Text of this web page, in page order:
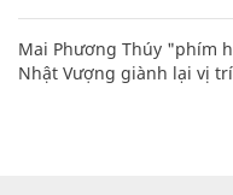
Mai Phương Thúy "phím
Nhật Vượng giành lại vị